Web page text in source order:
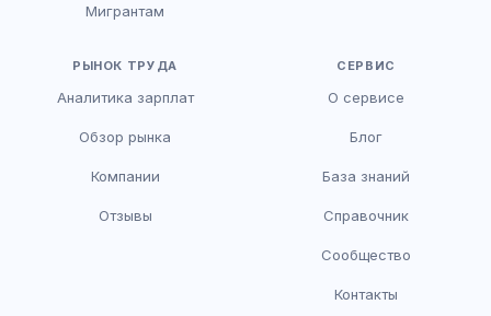
Мигрантам
РЫНОК ТРУДА
Аналитика зарплат
Обзор рынка
Компании
Отзывы
СЕРВИС
О сервисе
Блог
База знаний
Справочник
Сообщество
Контакты
Здравствуйте! Я AI-консультант DriveJob.
помочь?